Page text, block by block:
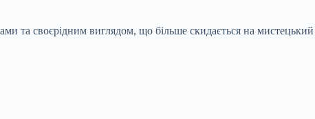
та своєрідним виглядом, що більше скидається на мистецький